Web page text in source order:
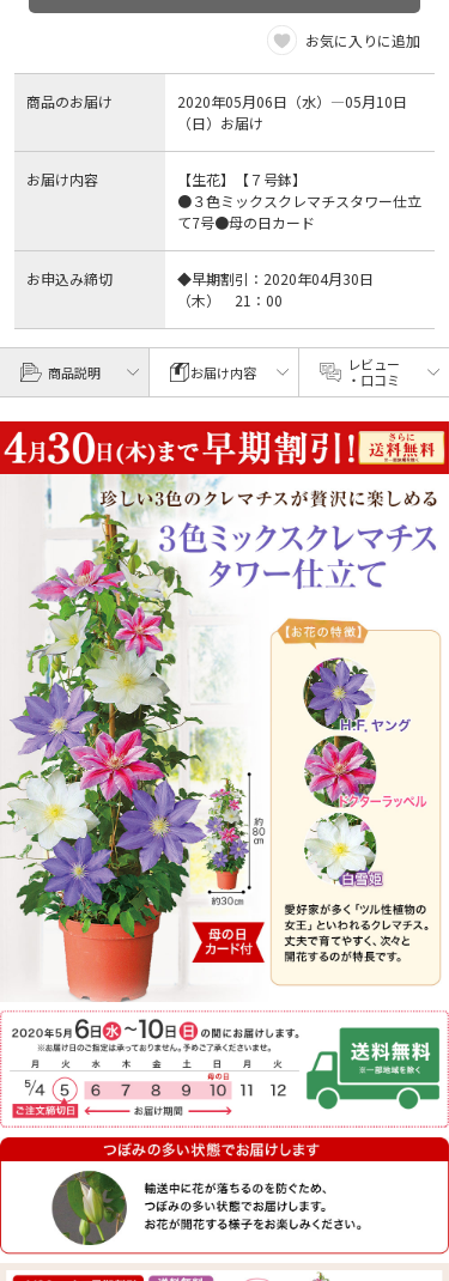
お気に入りに追加
商品のお届け
2020年05月06日（水）―05月10日
（日）お届け
お届け内容
【生花】【７号鉢】
●３色ミックスクレマチスタワー仕立
て7号●母の日カード
お申込み締切
◆早期割引：2020年04月30日
（木） 21：00
商品説明 お届け内容
レビュー
・口コミ